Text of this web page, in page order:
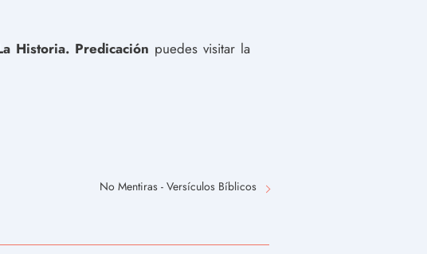
Historia. Predicación puedes visitar la
No Mentiras - Versículos Bíblicos